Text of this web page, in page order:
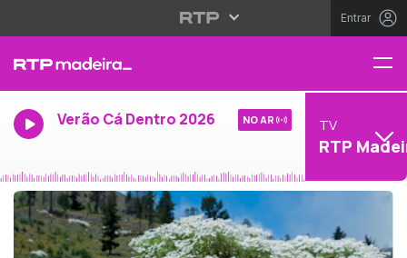
Entrar
Verão Cá Dentro 2026 NO AR TV
RTP